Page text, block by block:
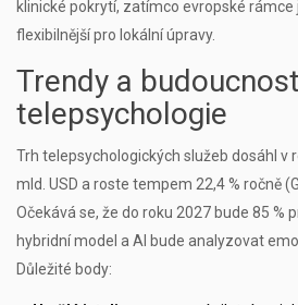
klinické pokrytí, zatímco evropské rámce
flexibilnější pro lokální úpravy.
Trendy a budoucnost
telepsychologie
Trh telepsychologických služeb dosáhl v
mld. USD a roste tempem 22,4 % ročně
Očekává se, že do roku 2027 bude 85 %
hybridní model a AI bude analyzovat
Důležité body: